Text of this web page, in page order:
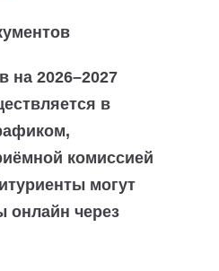
на 2026–2027
в
комиссией
могут
онлайн через